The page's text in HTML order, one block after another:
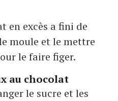
en excès a fini de
moule et le mettre
le faire figer.
au chocolat
le sucre et les